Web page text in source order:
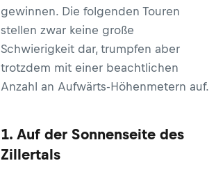
gewinnen. Die folgenden Touren
stellen zwar keine große
Schwierigkeit dar, trumpfen aber
trotzdem mit einer beachtlichen
Anzahl an Aufwärts-Höhenmetern auf.
1. Auf der Sonnenseite des
Zillertals